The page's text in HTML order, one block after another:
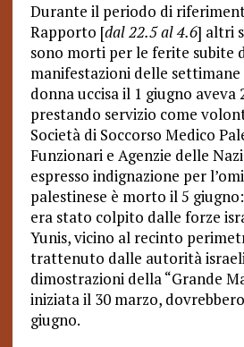
Durante il periodo di
Rapporto [dal 22.5 al 4.6] altri
sono morti per le ferite subite
manifestazioni delle
donna uccisa il 1 giugno aveva
prestando servizio come
Società di Soccorso Medico
Funzionari e Agenzie delle
espresso indignazione per
palestinese è morto il 5
era stato colpito dalle forze
Yunis, vicino al recinto
trattenuto dalle autorità
dimostrazioni della “Grande
iniziata il 30 marzo,
giugno.